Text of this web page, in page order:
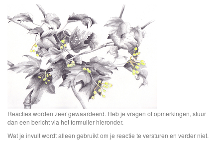
Reacties worden zeer gewaardeerd. Heb je vragen of opmerkingen, stuur
dan een bericht via het formulier hieronder.
Wat je invult wordt alleen gebruikt om je reactie te versturen en verder niet.